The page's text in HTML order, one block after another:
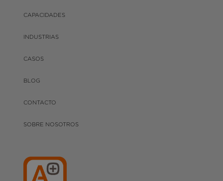
CAPACIDADES
INDUSTRIAS
CASOS
BLOG
CONTACTO
SOBRE NOSOTROS